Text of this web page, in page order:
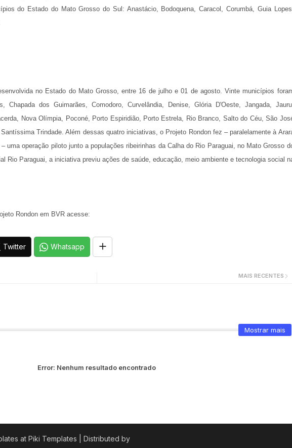
do Estado do Mato Grosso do Sul: Anastácio, Bodoquena, Caracol, Corumbá, Guia
no Estado do Mato Grosso, entre 16 de julho e 01 de agosto. Vinte municípios
Chapada dos Guimarães, Comodoro, Curvelândia, Denise, Glória D'Oeste, Jangada,
Nova Olímpia, Poconé, Porto Espiridião, Porto Estrela, Rio Branco, Salto do Céu, São
Trindade. Além dessas quatro iniciativas, o Projeto Rondon fez – paralelamente à
uma operação piloto junto a populações ribeirinhas da Calha do Rio Paraguai, no Mato Grosso
Rio Paraguai, a iniciativa previu ações de saúde, educação, meio ambiente e tecnologia social
Rondon em BVR acesse:
Twitter Whatsapp
MAIS RECENTES
Mostrar mais
Error: Nenhum resultado encontrado
at Piki Templates | Distributed by